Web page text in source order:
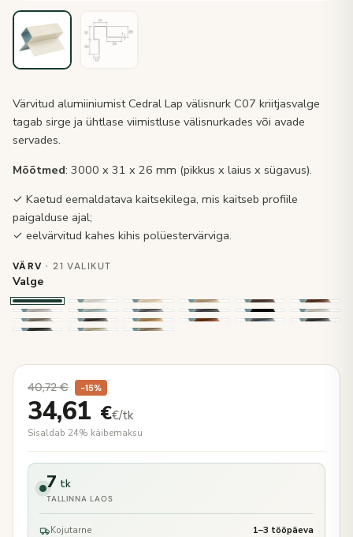
Värvitud alumiiniumist Cedral Lap välisnurk C07 kriitjasvalge
tagab sirge ja ühtlase viimistluse välisnurkades või avade
servades.
Mõõtmed: 3000 x 31 x 26 mm (pikkus x laius x sügavus).
✓ Kaetud eemaldatava kaitsekilega, mis kaitseb profiile
paigalduse ajal;
✓ eelvärvitud kahes kihis polüestervärviga.
VÄRV · 21 VALIKUT
Valge
40,72€ −15%
34,61 €€/tk
Sisaldab 24% käibemaksu
7 tk
TALLINNA LAOS
Kojutarne
1–3 tööpäeva